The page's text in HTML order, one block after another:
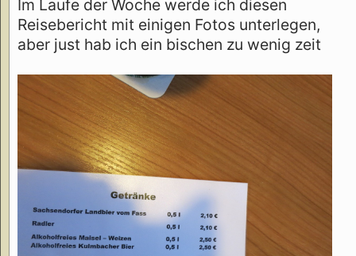
Im Laufe der Woche werde ich diesen
Reisebericht mit einigen Fotos unterlegen,
aber just hab ich ein bischen zu wenig zeit